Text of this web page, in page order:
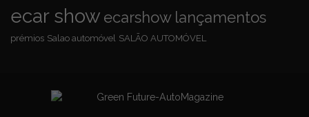
ecar show ecarshow lançamentos
prémios Salao automóvel SALÃO AUTOMÓVEL